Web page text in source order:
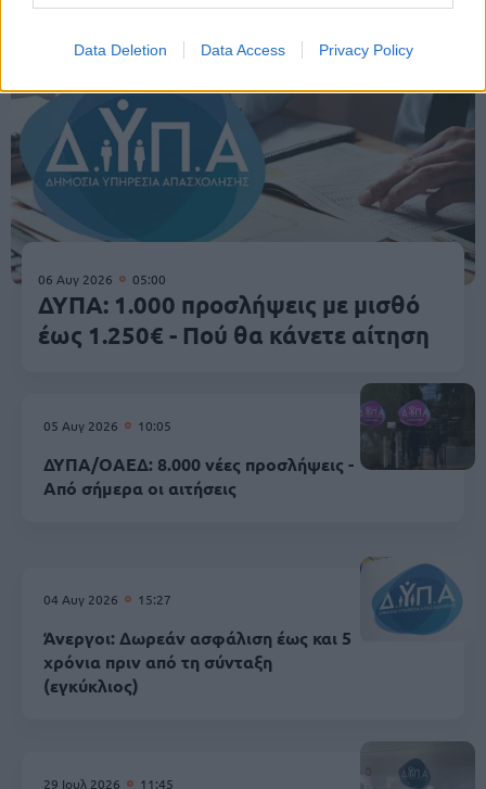
Data Deletion Data Access Privacy Policy
06 Αυγ 2026 05:00
ΔΥΠΑ: 1.000 προσλήψεις με μισθό
έως 1.250€ - Πού θα κάνετε αίτηση
05 Αυγ 2026 10:05
ΔΥΠΑ/ΟΑΕΔ: 8.000 νέες προσλήψεις -
Από σήμερα οι αιτήσεις
04 Αυγ 2026 15:27
Άνεργοι: Δωρεάν ασφάλιση έως και 5
χρόνια πριν από τη σύνταξη
(εγκύκλιος)
29 Ιουλ 2026 11:45